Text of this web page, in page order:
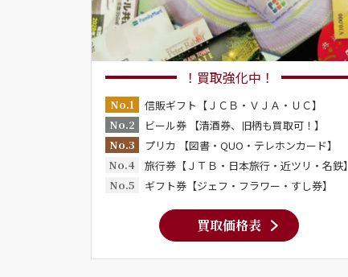
！買取強化中！
No.1
信販ギフト【ＪＣＢ・ＶＪＡ・ＵＣ】
No.2
ビール券 【清酒券、旧柄も買取可！】
No.3
プリカ 【図書・QUO・テレホンカード】
No.4
旅行券【ＪＴＢ・日本旅行・近ツリ・名鉄】
No.5
ギフト券【ジェフ・フラワー・すし券】
買取価格表